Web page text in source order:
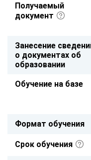
Получаемый
документ
Занесение
о документах об
образовании
Обучение на базе
Формат обучения
Срок обучения